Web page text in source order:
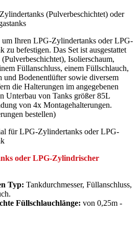
(Pulverbeschichtet) oder
um Ihren LPG-Zylindertanks oder LPG-
zu befestigen. Das Set ist ausgestattet
Isolierschaum,
Füllanschluss, einem Füllschlauch,
und Bodenentlüfter sowie diversem
die Halterungen im angegebenen
Unterbau von Tanks größer 85L
von 4x Montagehalterungen.
bestellen)
für LPG-Zylindertanks oder LPG-
oder LPG-Zylindrischer
Typ: Tankdurchmesser, Füllanschluss,
Füllschlauchlänge: von 0,25m -